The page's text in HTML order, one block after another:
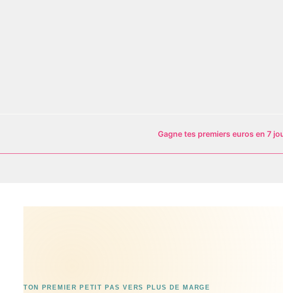
Gagne tes premiers euros en 7
TON PREMIER PETIT PAS VERS PLUS DE MARGE